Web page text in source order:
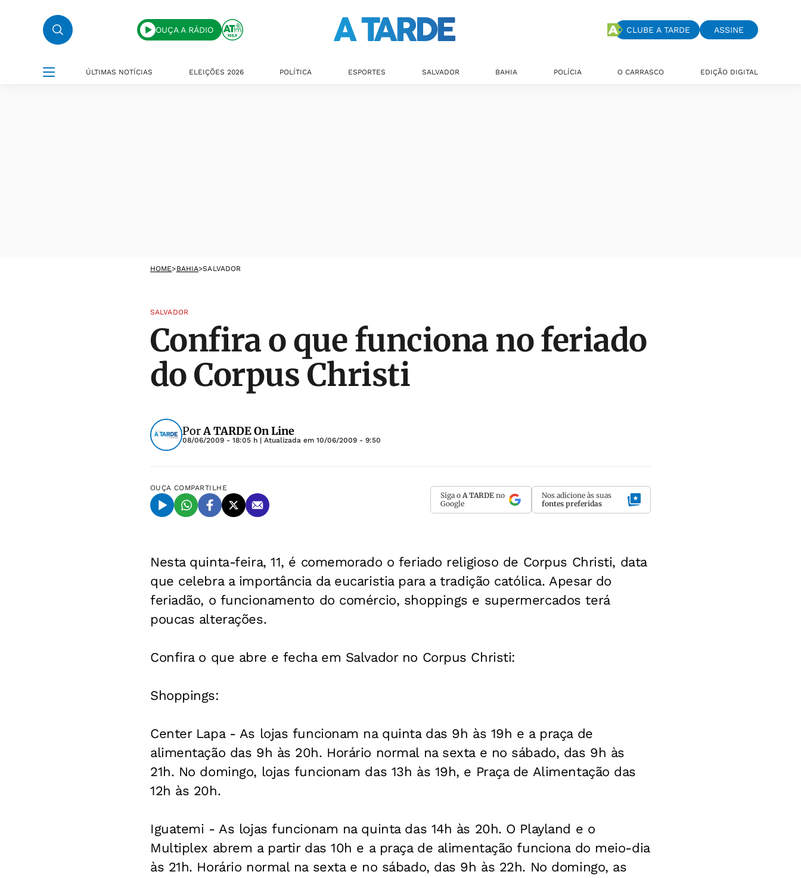
OUÇA A RÁDIO CLUBE A TARDE ASSINE
ÚLTIMAS NOTÍCIAS ELEIÇÕES 2026 POLÍTICA ESPORTES SALVADOR BAHIA POLÍCIA O CARRASCO EDIÇÃO DIGITAL
HOME>BAHIA>SALVADOR
SALVADOR
Confira o que funciona no feriado
do Corpus Christi
PorA TARDE On Line
08/06/2009 - 18:05 h | Atualizada em 10/06/2009 - 9:50
OUÇA COMPARTILHE
Siga o A TARDE no
Google
Nos adicione às suas
fontes preferidas
Nesta quinta-feira, 11, é comemorado o feriado religioso de Corpus Christi, data
que celebra a importância da eucaristia para a tradição católica. Apesar do
feriadão, o funcionamento do comércio, shoppings e supermercados terá
poucas alterações.
Confira o que abre e fecha em Salvador no Corpus Christi:
Shoppings:
Center Lapa - As lojas funcionam na quinta das 9h às 19h e a praça de
alimentação das 9h às 20h. Horário normal na sexta e no sábado, das 9h às
21h. No domingo, lojas funcionam das 13h às 19h, e Praça de Alimentação das
12h às 20h.
Iguatemi - As lojas funcionam na quinta das 14h às 20h. O Playland e o
Multiplex abrem a partir das 10h e a praça de alimentação funciona do meio-dia
às 21h. Horário normal na sexta e no sábado, das 9h às 22h. No domingo, as